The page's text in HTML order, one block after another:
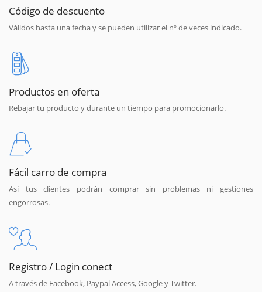
Código de descuento
Válidos hasta una fecha y se pueden utilizar el nº de veces indicado.
Productos en oferta
Rebajar tu producto y durante un tiempo para promocionarlo.
Fácil carro de compra
Así tus clientes podrán comprar sin problemas ni gestiones
engorrosas.
Registro / Login conect
A través de Facebook, Paypal Access, Google y Twitter.